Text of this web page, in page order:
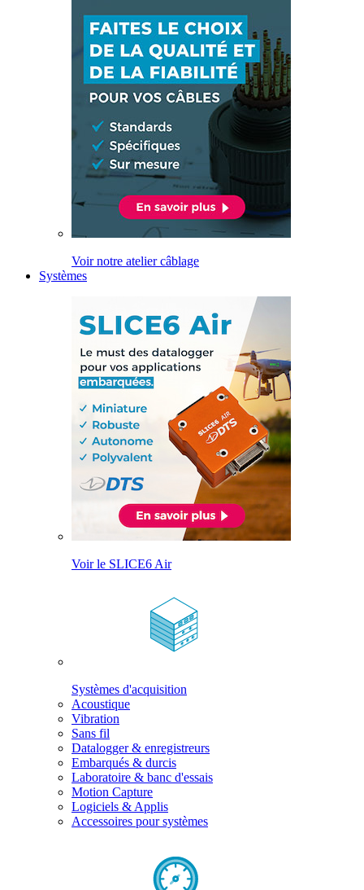
Voir notre atelier câblage
Systèmes
Voir le SLICE6 Air
Systèmes d'acquisition
Acoustique
Vibration
Sans fil
Datalogger & enregistreurs
Embarqués & durcis
Laboratoire & banc d'essais
Motion Capture
Logiciels & Applis
Accessoires pour systèmes